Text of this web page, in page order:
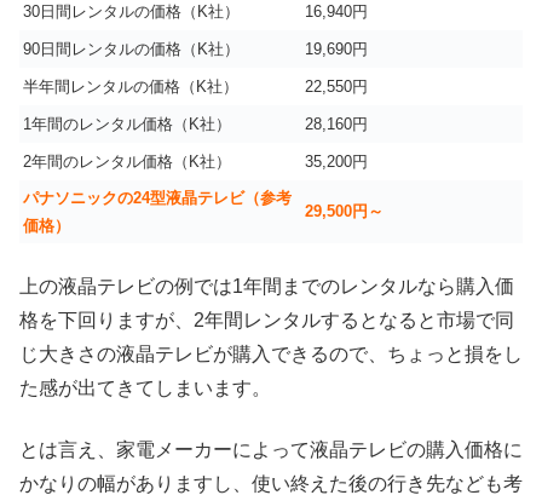
30日間レンタルの価格（K社） 16,940円
90日間レンタルの価格（K社） 19,690円
半年間レンタルの価格（K社） 22,550円
1年間のレンタル価格（K社） 28,160円
2年間のレンタル価格（K社）
35,200円
パナソニックの24型液晶テレビ（参考
価格）
29,500円～
上の液晶テレビの例では1年間までのレンタルなら購入価
格を下回りますが、2年間レンタルするとなると市場で同
じ大きさの液晶テレビが購入できるので、ちょっと損をし
た感が出てきてしまいます。
とは言え、家電メーカーによって液晶テレビの購入価格に
かなりの幅がありますし、使い終えた後の行き先なども考